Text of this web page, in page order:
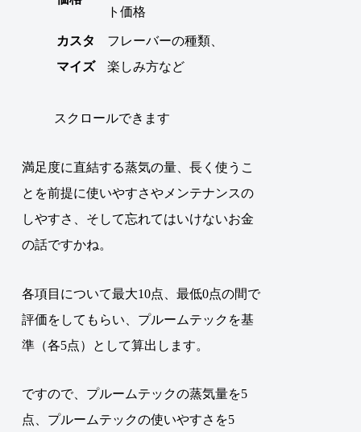
ト価格
カスタ
マイズ
フレーバーの種類、
楽しみ方など
スクロールできます
満足度に直結する蒸気の量、長く使うこ
とを前提に使いやすさやメンテナンスの
しやすさ、そして忘れてはいけないお金
の話ですかね。
各項目について最大10点、最低0点の間で
評価をしてもらい、プルームテックを基
準（各5点）として算出します。
ですので、プルームテックの蒸気量を5
点、プルームテックの使いやすさを5